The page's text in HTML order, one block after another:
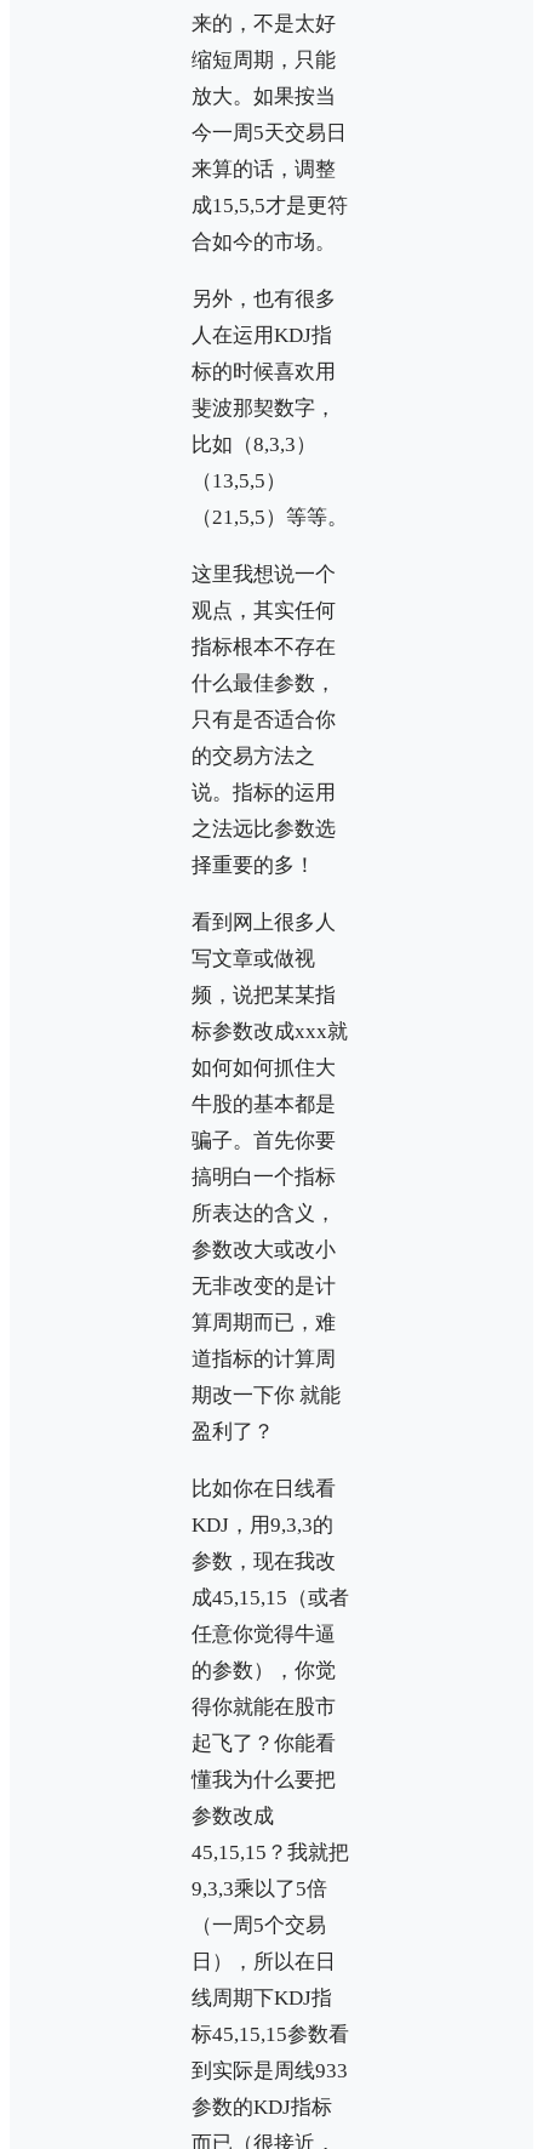
来的，不是太好
缩短周期，只能
放大。如果按当
今一周5天交易日
来算的话，调整
成15,5,5才是更符
合如今的市场。
另外，也有很多
人在运用KDJ指
标的时候喜欢用
斐波那契数字，
比如（8,3,3）
（13,5,5）
（21,5,5）等等。
这里我想说一个
观点，其实任何
指标根本不存在
什么最佳参数，
只有是否适合你
的交易方法之
说。指标的运用
之法远比参数选
择重要的多！
看到网上很多人
写文章或做视
频，说把某某指
标参数改成xxx就
如何如何抓住大
牛股的基本都是
骗子。首先你要
搞明白一个指标
所表达的含义，
参数改大或改小
无非改变的是计
算周期而已，难
道指标的计算周
期改一下你 就能
盈利了？
比如你在日线看
KDJ，用9,3,3的
参数，现在我改
成45,15,15（或者
任意你觉得牛逼
的参数），你觉
得你就能在股市
起飞了？你能看
懂我为什么要把
参数改成
45,15,15？我就把
9,3,3乘以了5倍
（一周5个交易
日），所以在日
线周期下KDJ指
标45,15,15参数看
到实际是周线933
参数的KDJ指标
而已（很接近，